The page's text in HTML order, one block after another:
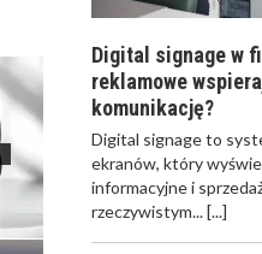
Digital signage w
reklamowe
komunikację?
​Digital signage to
ekranów, który
informacyjne i
rzeczywistym...[...]